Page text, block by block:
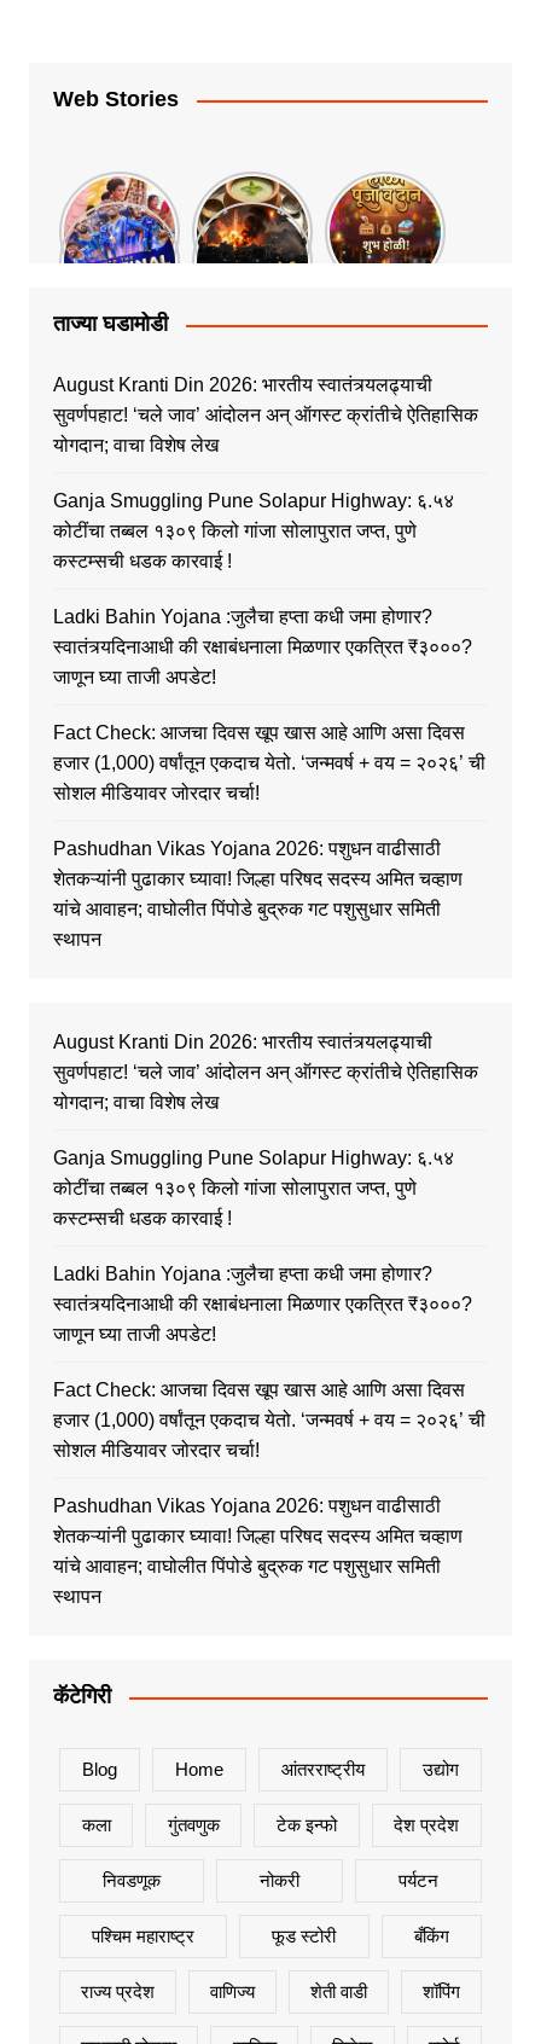
Web Stories
ताज्या घडामोडी
August Kranti Din 2026: भारतीय स्वातंत्र्यलढ्याची
सुवर्णपहाट! ‘चले जाव’ आंदोलन अन् ऑगस्ट क्रांतीचे ऐतिहासिक
योगदान; वाचा विशेष लेख
Ganja Smuggling Pune Solapur Highway: ६.५४
कोटींचा तब्बल १३०९ किलो गांजा सोलापुरात जप्त, पुणे
कस्टम्सची धडक कारवाई !
Ladki Bahin Yojana :जुलैचा हप्ता कधी जमा होणार?
स्वातंत्र्यदिनाआधी की रक्षाबंधनाला मिळणार एकत्रित ₹३०००?
जाणून घ्या ताजी अपडेट!
Fact Check: आजचा दिवस खूप खास आहे आणि असा दिवस
हजार (1,000) वर्षांतून एकदाच येतो. ‘जन्मवर्ष + वय = २०२६’ ची
सोशल मीडियावर जोरदार चर्चा!
Pashudhan Vikas Yojana 2026: पशुधन वाढीसाठी
शेतकऱ्यांनी पुढाकार घ्यावा! जिल्हा परिषद सदस्य अमित चव्हाण
यांचे आवाहन; वाघोलीत पिंपोडे बुद्रुक गट पशुसुधार समिती
स्थापन
August Kranti Din 2026: भारतीय स्वातंत्र्यलढ्याची
सुवर्णपहाट! ‘चले जाव’ आंदोलन अन् ऑगस्ट क्रांतीचे ऐतिहासिक
योगदान; वाचा विशेष लेख
Ganja Smuggling Pune Solapur Highway: ६.५४
कोटींचा तब्बल १३०९ किलो गांजा सोलापुरात जप्त, पुणे
कस्टम्सची धडक कारवाई !
Ladki Bahin Yojana :जुलैचा हप्ता कधी जमा होणार?
स्वातंत्र्यदिनाआधी की रक्षाबंधनाला मिळणार एकत्रित ₹३०००?
जाणून घ्या ताजी अपडेट!
Fact Check: आजचा दिवस खूप खास आहे आणि असा दिवस
हजार (1,000) वर्षांतून एकदाच येतो. ‘जन्मवर्ष + वय = २०२६’ ची
सोशल मीडियावर जोरदार चर्चा!
Pashudhan Vikas Yojana 2026: पशुधन वाढीसाठी
शेतकऱ्यांनी पुढाकार घ्यावा! जिल्हा परिषद सदस्य अमित चव्हाण
यांचे आवाहन; वाघोलीत पिंपोडे बुद्रुक गट पशुसुधार समिती
स्थापन
कॅटेगिरी
Blog Home आंतरराष्ट्रीय उद्योग
कला गुंतवणुक टेक इन्फो देश प्रदेश
निवडणूक नोकरी पर्यटन
पश्चिम महाराष्ट्र फूड स्टोरी बँकिंग
राज्य प्रदेश वाणिज्य शेती वाडी शॉपिंग